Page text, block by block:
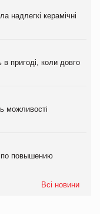
надлегкі керамічні
в пригоді, коли довго
можливості
повышению
Всі новини